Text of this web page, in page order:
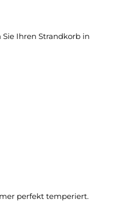
Ihren Strandkorb in
perfekt temperiert.